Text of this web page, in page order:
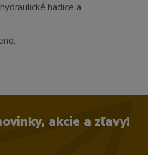
hadice a
akcie a zľavy!